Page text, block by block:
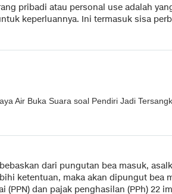
pribadi atau personal use adalah
keperluannya. Ini termasuk sisa
Air Buka Suara soal Pendiri Jadi
dari pungutan bea masuk,
ketentuan, maka akan dipungut bea
(PPN) dan pajak penghasilan (PPh) 22